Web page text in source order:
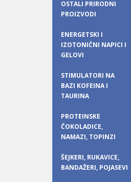
OSTALI PRIRODNI
PROIZVODI
ENERGETSKI I
IZOTONIČNI NAPICI I
GELOVI
STIMULATORI NA
BAZI KOFEINA I
TAURINA
PROTEINSKE
ČOKOLADICE,
NAMAZI, TOPINZI
ŠEJKERI, RUKAVICE,
BANDAŽERI, POJASEVI